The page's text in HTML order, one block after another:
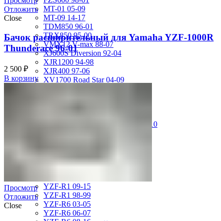
MT-01 05-09
MT-09 14-17
TDM850 96-01
TRX850 95-00
VMX12 V-max 88-07
XJ600S Diversion 92-04
XJR1200 94-98
XJR400 97-06
XV1700 Road Star 04-09
XVZ1300 Royal Star Venture 01-10
YZF-R1 04-06
YZF-R1 09-15
YZF-R1 98-99
YZF-R6 03-05
YZF-R6 06-07
Отложить
Close
Бачок расширительный для Yamaha YZF-1000R
Thunderace 96-01
2 500 ₽
В корзину
Просмотр
Отложить
Close